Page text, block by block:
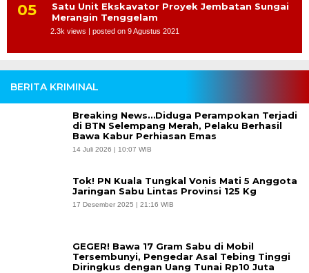
Satu Unit Ekskavator Proyek Jembatan Sungai
Merangin Tenggelam
2.3k views | posted on 9 Agustus 2021
BERITA KRIMINAL
Breaking News…Diduga Perampokan Terjadi
di BTN Selempang Merah, Pelaku Berhasil
Bawa Kabur Perhiasan Emas
14 Juli 2026 | 10:07 WIB
Tok! PN Kuala Tungkal Vonis Mati 5 Anggota
Jaringan Sabu Lintas Provinsi 125 Kg
17 Desember 2025 | 21:16 WIB
GEGER! Bawa 17 Gram Sabu di Mobil
Tersembunyi, Pengedar Asal Tebing Tinggi
Diringkus dengan Uang Tunai Rp10 Juta